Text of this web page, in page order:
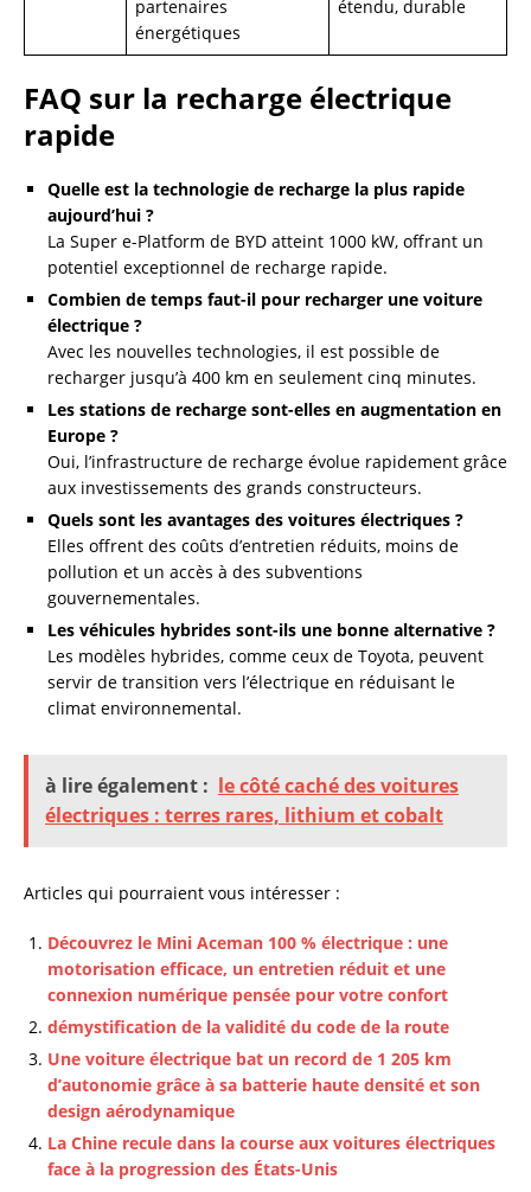
partenaires
énergétiques
étendu, durable
FAQ sur la recharge électrique
rapide
Quelle est la technologie de recharge la plus rapide
aujourd’hui ?
La Super e-Platform de BYD atteint 1000 kW, offrant un
potentiel exceptionnel de recharge rapide.
Combien de temps faut-il pour recharger une voiture
électrique ?
Avec les nouvelles technologies, il est possible de
recharger jusqu’à 400 km en seulement cinq minutes.
Les stations de recharge sont-elles en augmentation en
Europe ?
Oui, l’infrastructure de recharge évolue rapidement grâce
aux investissements des grands constructeurs.
Quels sont les avantages des voitures électriques ?
Elles offrent des coûts d’entretien réduits, moins de
pollution et un accès à des subventions
gouvernementales.
Les véhicules hybrides sont-ils une bonne alternative ?
Les modèles hybrides, comme ceux de Toyota, peuvent
servir de transition vers l’électrique en réduisant le
climat environnemental.
à lire également : le côté caché des voitures
électriques : terres rares, lithium et cobalt
Articles qui pourraient vous intéresser :
Découvrez le Mini Aceman 100 % électrique : une
motorisation efficace, un entretien réduit et une
connexion numérique pensée pour votre confort
démystification de la validité du code de la route
Une voiture électrique bat un record de 1 205 km
d’autonomie grâce à sa batterie haute densité et son
design aérodynamique
La Chine recule dans la course aux voitures électriques
face à la progression des États-Unis